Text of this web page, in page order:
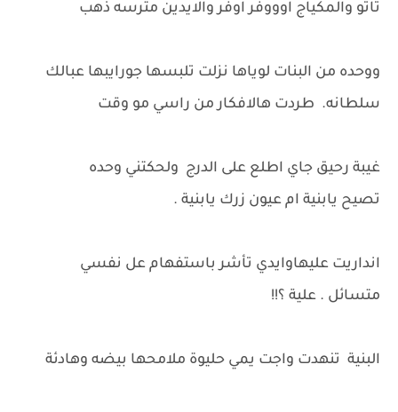
تاتو والمكياج اوووفر اوفر والايدين مترسه ذهب
ووحده من البنات لوياها نزلت تلبسها جورايبها عبالك
سلطانه. طردت هالافكار من راسي مو وقت
غيبة رحيق جاي اطلع على الدرج ولحكتني وحده
تصيح يابنية ام عيون زرك يابنية .
انداريت عليهاوايدي تأشر باستفهام عل نفسي
متسائل . علية ؟!!
البنية تنهدت واجت يمي حليوة ملامحها بيضه وهادئة